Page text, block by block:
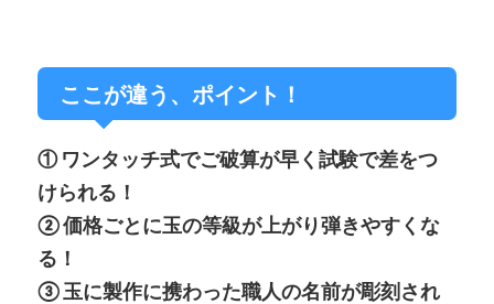
ここが違う、ポイント！
① ワンタッチ式でご破算が早く試験で差をつ
けられる！
② 価格ごとに玉の等級が上がり弾きやすくな
る！
③ 玉に製作に携わった職人の名前が彫刻され